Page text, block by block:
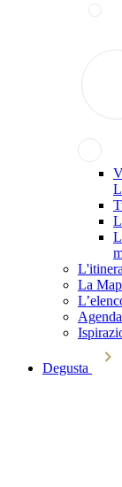
La
Degusta